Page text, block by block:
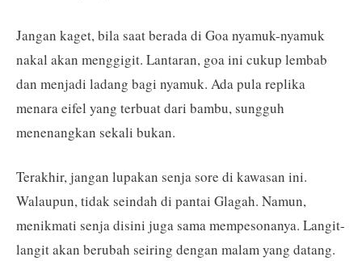
Jangan kaget, bila saat berada di Goa nyamuk-nyamuk
nakal akan menggigit. Lantaran, goa ini cukup lembab
dan menjadi ladang bagi nyamuk. Ada pula replika
menara eifel yang terbuat dari bambu, sungguh
menenangkan sekali bukan.
Terakhir, jangan lupakan senja sore di kawasan ini.
Walaupun, tidak seindah di pantai Glagah. Namun,
menikmati senja disini juga sama mempesonanya. Langit-
langit akan berubah seiring dengan malam yang datang.